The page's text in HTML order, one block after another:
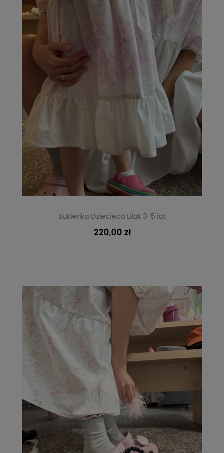
Sukienka Dziecieca Lilak 3-5 lat
220,00 zł